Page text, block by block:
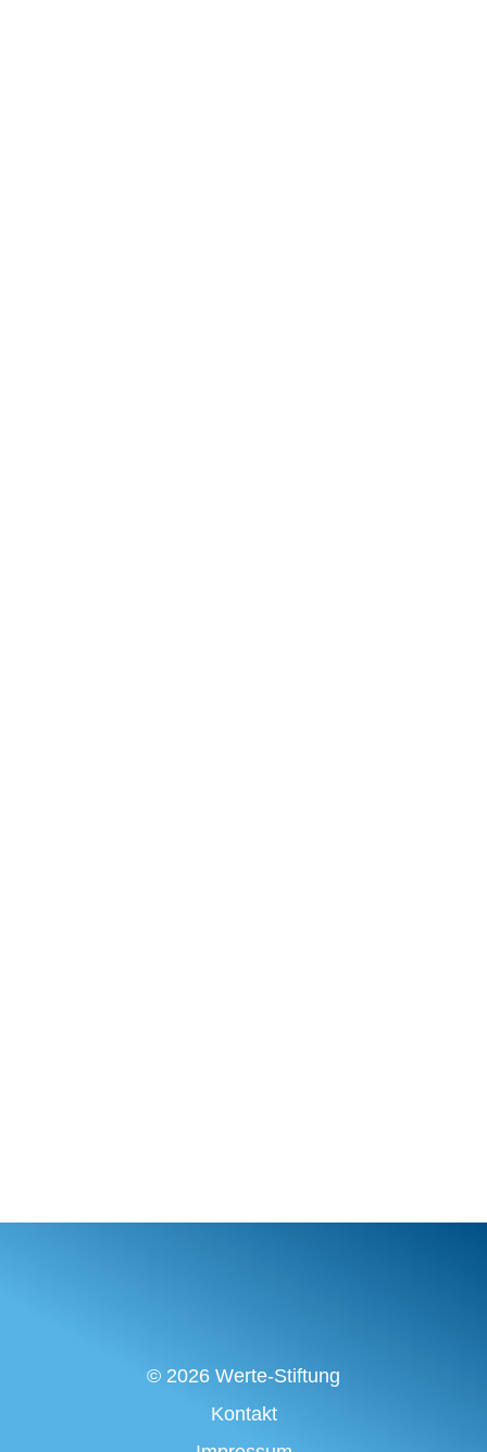
© 2026 Werte-Stiftung
Kontakt